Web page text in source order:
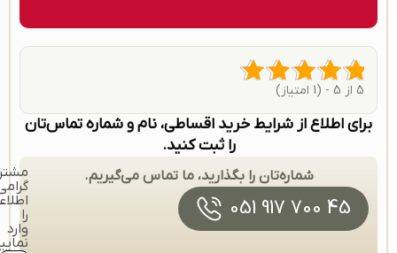
5 از 5 - (1 امتیاز)
برای اطلاع از شرایط خرید اقساطی، نام و شماره تماس‌تان
را ثبت کنید.
شماره‌تان را بگذارید، ما تماس می‌گیریم.
45 700 917 051
را
وارد